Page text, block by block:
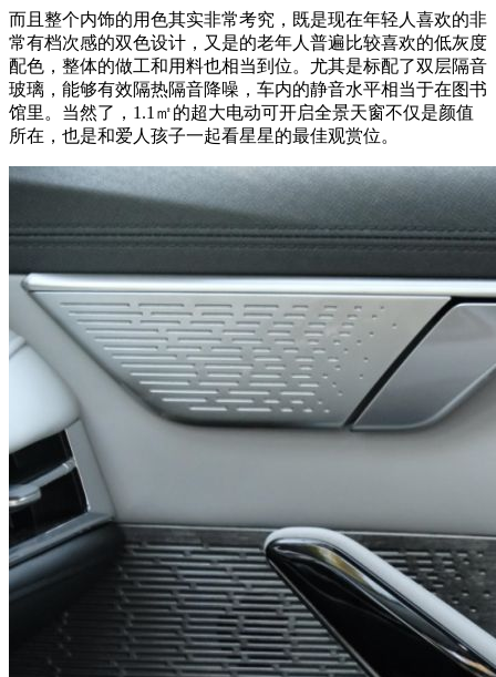
而且整个内饰的用色其实非常考究，既是现在年轻人喜欢的非
常有档次感的双色设计，又是的老年人普遍比较喜欢的低灰度
配色，整体的做工和用料也相当到位。尤其是标配了双层隔音
玻璃，能够有效隔热隔音降噪，车内的静音水平相当于在图书
馆里。当然了，1.1㎡的超大电动可开启全景天窗不仅是颜值
所在，也是和爱人孩子一起看星星的最佳观赏位。